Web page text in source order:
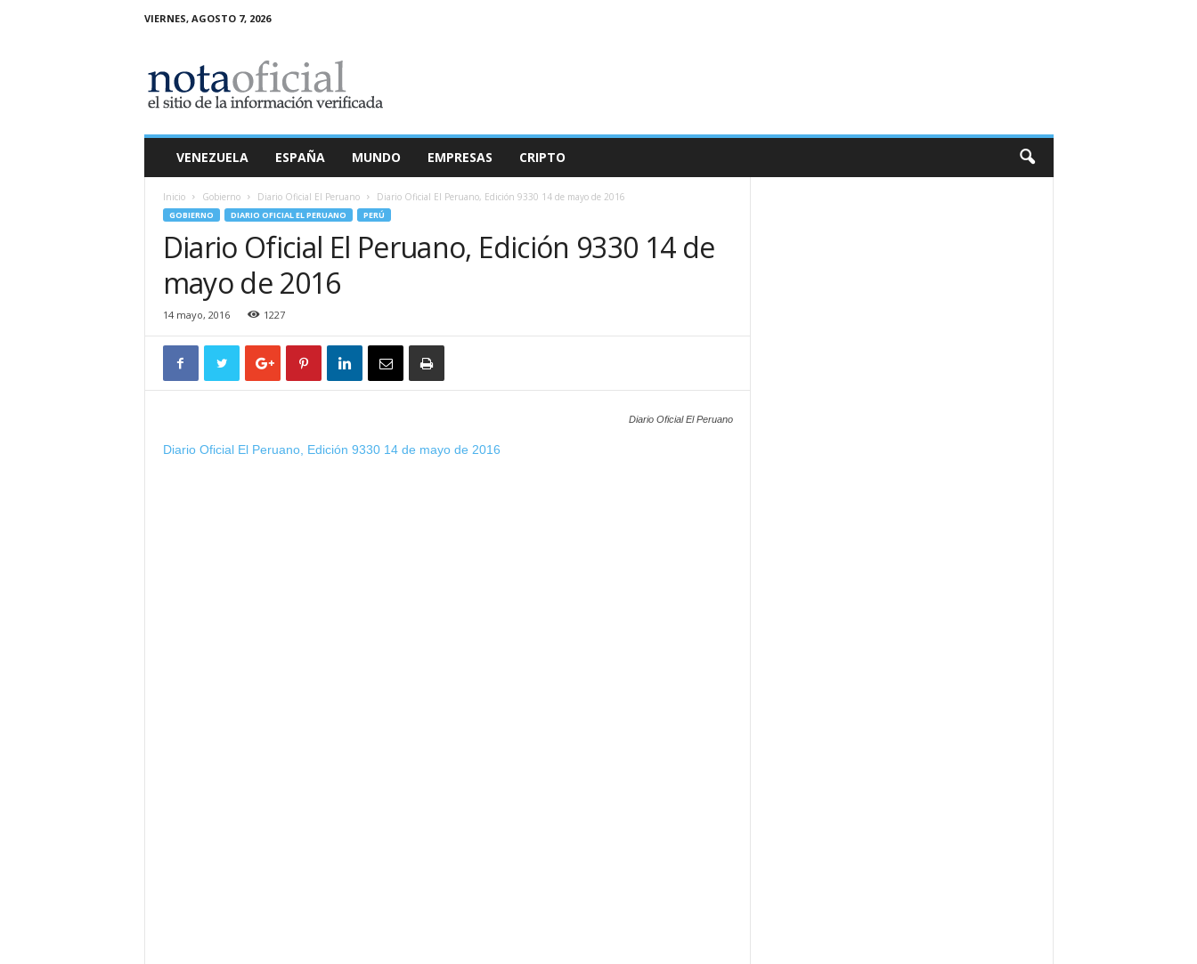
VIERNES, AGOSTO 7, 2026
a
O
VENEZUELA ESPAÑA MUNDO EMPRESAS CRIPTO
Inicio Gobierno Diario Oficial El Peruano Diario Oficial El Peruano, Edición 9330 14 de mayo de 2016
GOBIERNO DIARIO OFICIAL EL PERUANO PERÚ
Diario Oficial El Peruano, Edición 9330 14 de
mayo de 2016
14 mayo, 2016 1227
Diario Oficial El Peruano
Diario Oficial El Peruano, Edición 9330 14 de mayo de 2016